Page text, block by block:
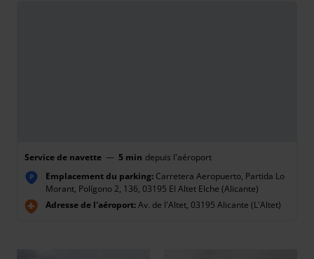
Service de navette — 5 min depuis l'aéroport
P Emplacement du parking: Carretera Aeropuerto, Partida Lo
Morant, Polígono 2, 136, 03195 El Altet Elche (Alicante)
Adresse de l'aéroport:Av. de l'Altet, 03195 Alicante (L'Altet)